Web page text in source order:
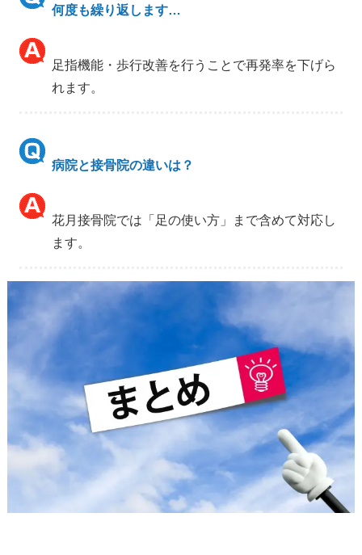
何度も繰り返します…
足指機能・歩行改善を行うことで再発率を下げら
れます。
病院と接骨院の違いは？
花月接骨院では「足の使い方」まで含めて対応し
ます。